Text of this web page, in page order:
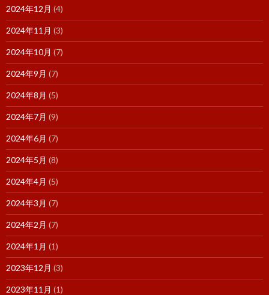
2024年12月 (4)
2024年11月 (3)
2024年10月 (7)
2024年9月 (7)
2024年8月 (5)
2024年7月 (9)
2024年6月 (7)
2024年5月 (8)
2024年4月 (5)
2024年3月 (7)
2024年2月 (7)
2024年1月 (1)
2023年12月 (3)
2023年11月 (1)